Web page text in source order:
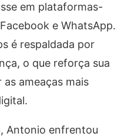
em plataformas-
e WhatsApp.
é respaldada por
o que reforça sua
ameaças mais
Antonio enfrentou